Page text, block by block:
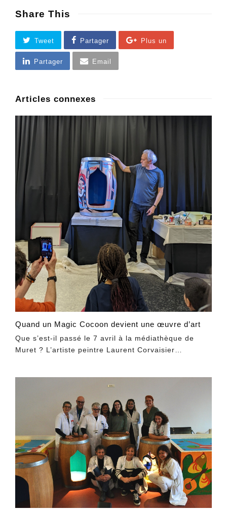
Share This
Tweet Partager Plus un
Partager Email
Articles connexes
Quand un Magic Cocoon devient une œuvre d’art
Que s’est-il passé le 7 avril à la médiathèque de
Muret ? L’artiste peintre Laurent Corvaisier…